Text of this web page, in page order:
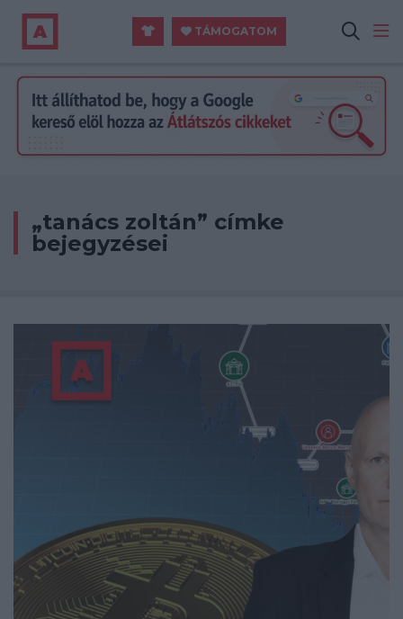
TÁMOGATOM
„tanács zoltán” címke
bejegyzései